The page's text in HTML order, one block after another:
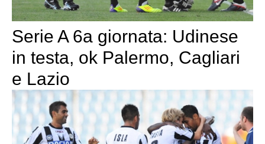
Serie A 6a giornata: Udinese
in testa, ok Palermo, Cagliari
e Lazio